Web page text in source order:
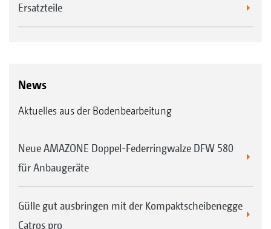
Ersatzteile
News
Aktuelles aus der Bodenbearbeitung
Neue AMAZONE Doppel-Federringwalze DFW 580
für Anbaugeräte
Gülle gut ausbringen mit der Kompaktscheibenegge
Catros pro